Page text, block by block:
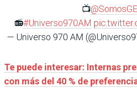
📺
📻#Universo970AM
— Universo 970 AM
Te puede interesar: Internas
con más del 40 % de